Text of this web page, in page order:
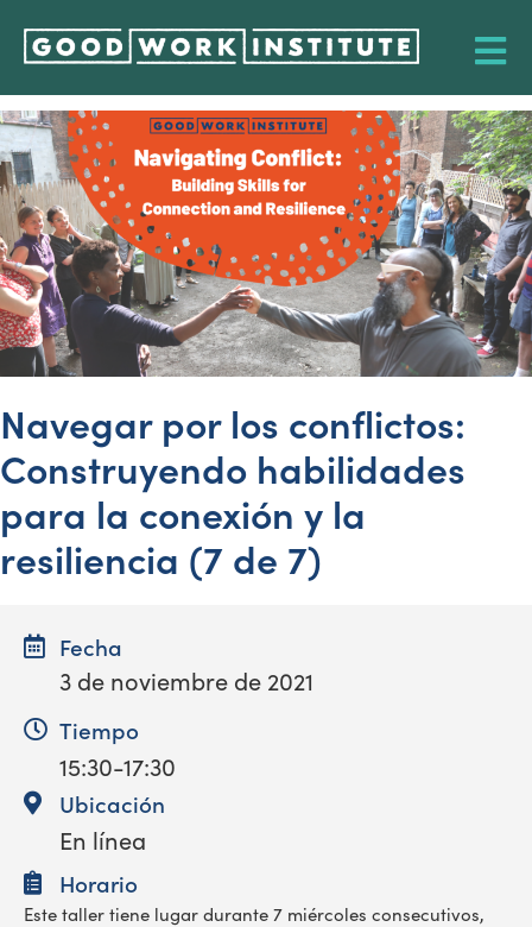
Navegar por los conflictos:
Construyendo habilidades
para la conexión y la
resiliencia (7 de 7)
Fecha
3 de noviembre de 2021
Tiempo
15:30-17:30
Ubicación
En línea
Horario
Este taller tiene lugar durante 7 miércoles consecutivos,